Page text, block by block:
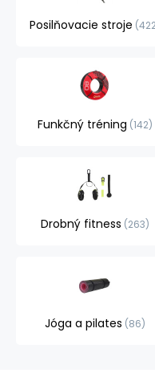
Posilňovacie stroje
Funkčný tréning 142
Drobný fitness 263
Jóga a pilates 86